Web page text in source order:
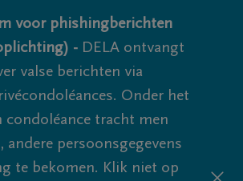
voor phishingberichten
- DELA ontvangt
valse berichten via
Onder het
condoléance tracht men
andere persoonsgegevens
te bekomen. Klik niet op